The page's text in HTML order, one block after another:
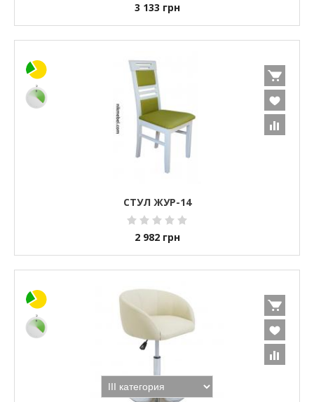
3 133 грн
СТУЛ ЖУР-14
2 982 грн